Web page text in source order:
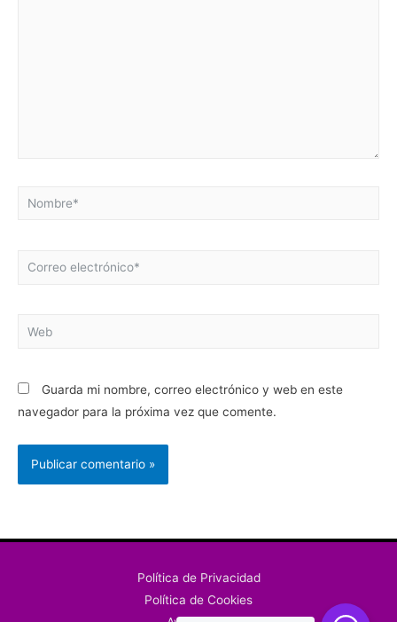
Nombre*
Correo
Web
Guarda mi nombre, correo electrónico y web en este
navegador para la próxima vez que comente.
Política de Privacidad
Política de Cookies